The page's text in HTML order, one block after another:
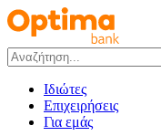
Ιδιώτες
Επιχειρήσεις
Για εμάς